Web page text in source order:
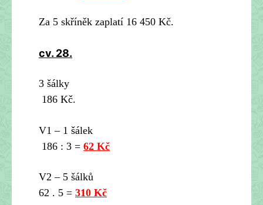
Za 5 skříněk zaplatí 16 450 Kč.
cv. 28.
3 šálky
186 Kč.
V1 – 1 šálek
186 : 3 = 62 Kč
V2 – 5 šálků
62 . 5 = 310 Kč